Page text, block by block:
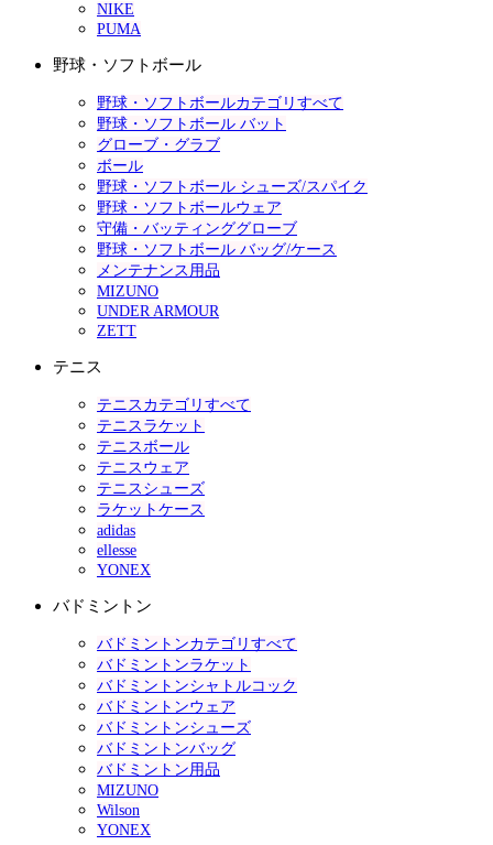
NIKE
PUMA
野球・ソフトボール
野球・ソフトボールカテゴリすべて
野球・ソフトボール バット
グローブ・グラブ
ボール
野球・ソフトボール シューズ/スパイク
野球・ソフトボールウェア
守備・バッティンググローブ
野球・ソフトボール バッグ/ケース
メンテナンス用品
MIZUNO
UNDER ARMOUR
ZETT
テニス
テニスカテゴリすべて
テニスラケット
テニスボール
テニスウェア
テニスシューズ
ラケットケース
adidas
ellesse
YONEX
バドミントン
バドミントンカテゴリすべて
バドミントンラケット
バドミントンシャトルコック
バドミントンウェア
バドミントンシューズ
バドミントンバッグ
バドミントン用品
MIZUNO
Wilson
YONEX